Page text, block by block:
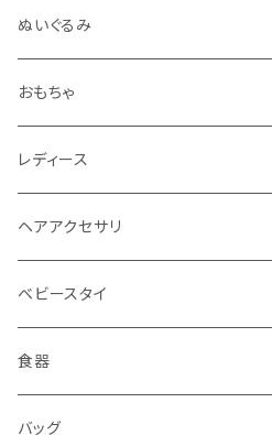
ぬいぐるみ
おもちゃ
レディース
ヘアアクセサリ
ベビースタイ
食器
水筒
バッグ